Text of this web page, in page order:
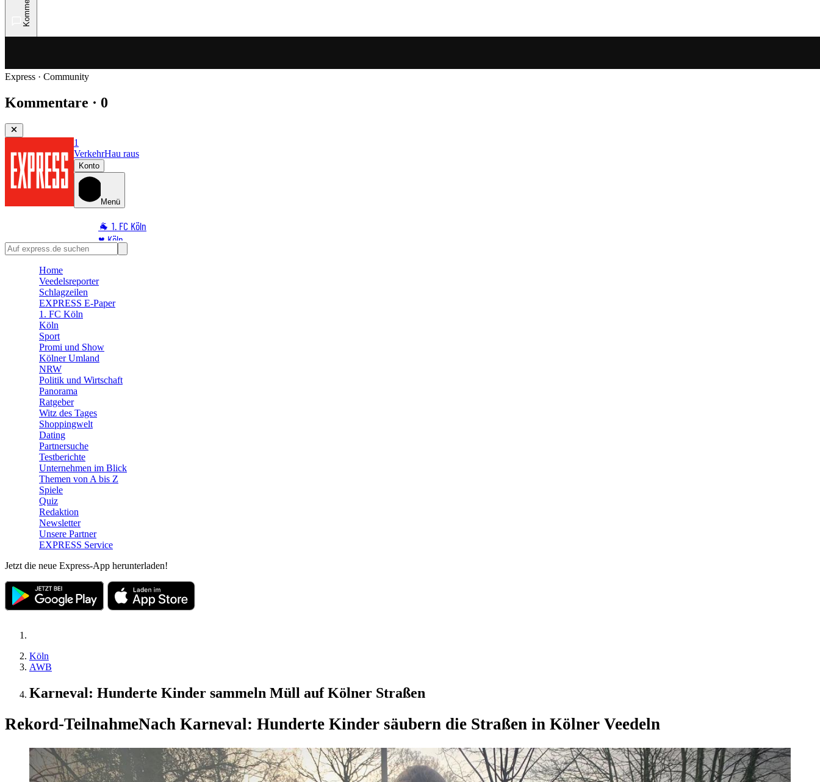
Express · Community
Kommentare · 0
1
VerkehrHau raus
Konto
Menü
🐐 1. FC Köln
♥️ Köln
⭐ Promi
🛒 Shoppingwelt
🧩 Spiele
Home
Veedelsreporter
Schlagzeilen
EXPRESS E-Paper
1. FC Köln
Köln
Sport
Promi und Show
Kölner Umland
NRW
Politik und Wirtschaft
Panorama
Ratgeber
Witz des Tages
Shoppingwelt
Dating
Partnersuche
Testberichte
Unternehmen im Blick
Themen von A bis Z
Spiele
Quiz
Redaktion
Newsletter
Unsere Partner
EXPRESS Service
Jetzt die neue Express-App herunterladen!
Köln
AWB
Karneval: Hunderte Kinder sammeln Müll auf Kölner Straßen
Rekord-TeilnahmeNach Karneval: Hunderte Kinder säubern die Straßen in Kölner Veedeln